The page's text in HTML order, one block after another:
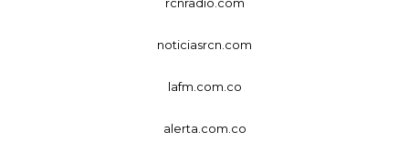
rcnradio.com
noticiasrcn.com
lafm.com.co
alerta.com.co